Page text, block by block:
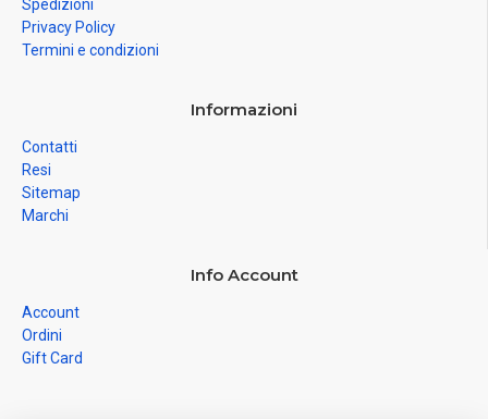
Spedizioni
Privacy Policy
Termini e condizioni
Informazioni
Contatti
Resi
Sitemap
Marchi
Info Account
Account
Ordini
Gift Card